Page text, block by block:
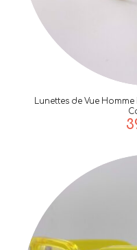
Lunettes de Vue